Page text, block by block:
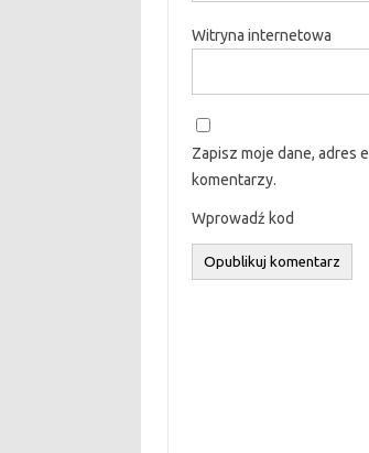
Witryna internetowa
Zapisz moje dane, adres
komentarzy.
Wprowadź kod